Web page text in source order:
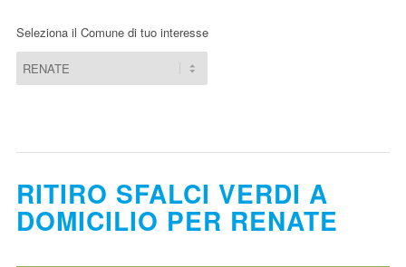
Seleziona il Comune di tuo interesse
RITIRO SFALCI VERDI A
DOMICILIO PER RENATE